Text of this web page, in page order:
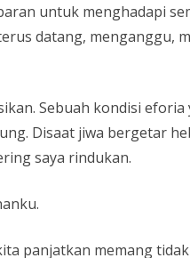
untuk menghadapi
datang, menganggu,
Sebuah kondisi eforia
Disaat jiwa bergetar
saya rindukan.
panjatkan memang